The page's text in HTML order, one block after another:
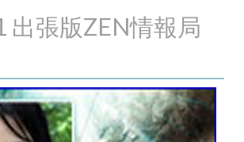
出張版ZEN情報局